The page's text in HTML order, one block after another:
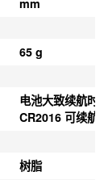
65 g
电池大致续航时
CR2016 可续航
树脂